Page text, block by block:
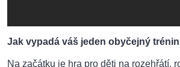
Jak vypadá váš jeden obyčejný
Na začátku je hra pro děti na rozehřátí,